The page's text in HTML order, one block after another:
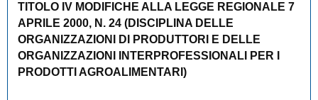
TITOLO IV MODIFICHE ALLA LEGGE REGIONALE 7
APRILE 2000, N. 24 (DISCIPLINA DELLE
ORGANIZZAZIONI DI PRODUTTORI E DELLE
ORGANIZZAZIONI INTERPROFESSIONALI PER I
PRODOTTI AGROALIMENTARI)